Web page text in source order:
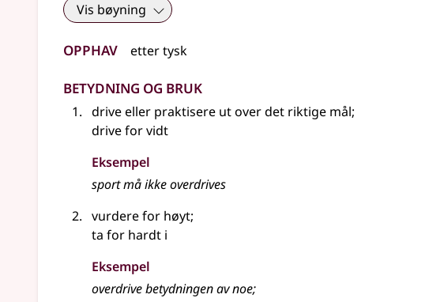
Vis bøyning
Opphav ettertysk
Betydning og bruk
drive eller praktisere ut over det riktige mål;
drive for vidt
Eksempel
sport må ikkeoverdrives
vurdere for høyt;
ta for hardt i
Eksempel
overdrivebetydningen av noe;